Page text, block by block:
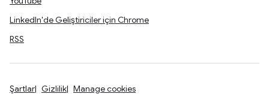
LinkedIn'de Geliştiriciler için Chrome
RSS
Şartlar Gizlilik Manage cookies